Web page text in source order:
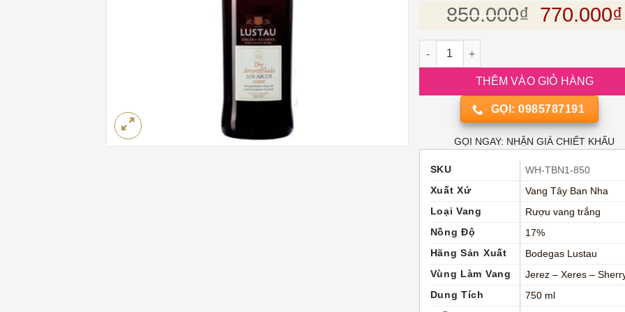
850.000₫ Giá gốc
770.000₫
Rượu vang Tây Ban Nha Lustau Solera
THÊM VÀO GIỎ HÀNG
GỌI: 0985787191
GỌI NGAY: NHẬN GIÁ CHIẾT KHẤU
SKU
WH-TBN1-850
Xuất Xứ
Vang Tây Ban Nha
Loại Vang
Rượu vang trắng
Nồng Độ
17%
Hãng Sản Xuất
Bodegas Lustau
Vùng Làm Vang
Jerez – Xeres –
Dung Tích
750 ml